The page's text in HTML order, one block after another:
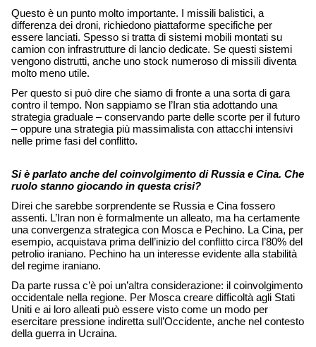
Questo è un punto molto importante. I missili balistici, a
differenza dei droni, richiedono piattaforme specifiche per
essere lanciati. Spesso si tratta di sistemi mobili montati su
camion con infrastrutture di lancio dedicate. Se questi sistemi
vengono distrutti, anche uno stock numeroso di missili diventa
molto meno utile.
Per questo si può dire che siamo di fronte a una sorta di gara
contro il tempo. Non sappiamo se l’Iran stia adottando una
strategia graduale – conservando parte delle scorte per il futuro
– oppure una strategia più massimalista con attacchi intensivi
nelle prime fasi del conflitto.
Si è parlato anche del coinvolgimento di Russia e Cina. Che
ruolo stanno giocando in questa crisi?
Direi che sarebbe sorprendente se Russia e Cina fossero
assenti. L’Iran non è formalmente un alleato, ma ha certamente
una convergenza strategica con Mosca e Pechino. La Cina, per
esempio, acquistava prima dell’inizio del conflitto circa l’80% del
petrolio iraniano. Pechino ha un interesse evidente alla stabilità
del regime iraniano.
Da parte russa c’è poi un’altra considerazione: il coinvolgimento
occidentale nella regione. Per Mosca creare difficoltà agli Stati
Uniti e ai loro alleati può essere visto come un modo per
esercitare pressione indiretta sull’Occidente, anche nel contesto
della guerra in Ucraina.